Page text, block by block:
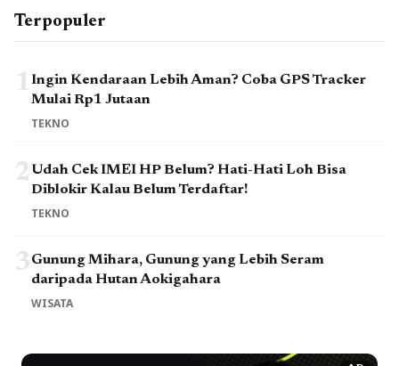
Terpopuler
1Ingin Kendaraan Lebih Aman? Coba GPS Tracker
Mulai Rp1 Jutaan
TEKNO
2Udah Cek IMEI HP Belum? Hati-Hati Loh Bisa
Diblokir Kalau Belum Terdaftar!
TEKNO
3Gunung Mihara, Gunung yang Lebih Seram
daripada Hutan Aokigahara
WISATA